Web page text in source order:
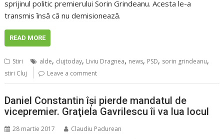
sprijinul politic premierului Sorin Grindeanu. Acesta le-a
transmis însă că nu demisionează.
READ MORE
Stiri alde, clujtoday, Liviu Dragnea, news, PSD, sorin grindeanu,
stiri Cluj Leave a comment
Daniel Constantin îşi pierde mandatul de
vicepremier. Graţiela Gavrilescu îi va lua locul
28 martie 2017 Claudiu Padurean